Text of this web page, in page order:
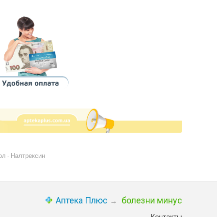
- Налтрексин
Аптека Плюс → болезни минус